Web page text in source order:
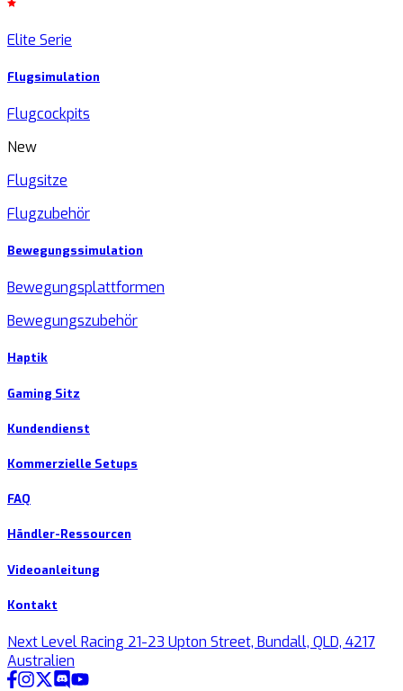
Elite Serie
Flugsimulation
Flugcockpits
New
Flugsitze
Flugzubehör
Bewegungssimulation
Bewegungsplattformen
Bewegungszubehör
Haptik
Gaming Sitz
Kundendienst
Kommerzielle Setups
FAQ
Händler-Ressourcen
Videoanleitung
Kontakt
Next Level Racing 21-23 Upton Street, Bundall, QLD, 4217
Australien